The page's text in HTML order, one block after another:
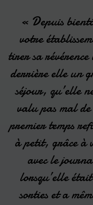
« Depuis
votre
tirer sa
derrière elle un
séjour, qu’elle
valu pas mal
premier temps
à petit, grâce à
avec le
lorsqu’elle
sorties et a